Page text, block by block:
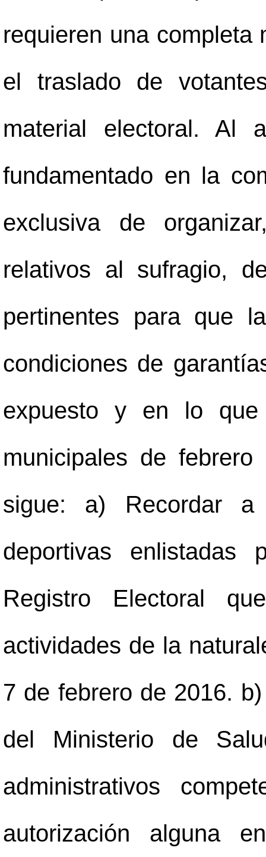
requieren una completa
el traslado de
material electoral. Al
fundamentado en la
exclusiva de
relativos al sufragio,
pertinentes para que
condiciones de
expuesto y en lo que
municipales de
sigue: a) Recordar
deportivas
Registro Electoral
actividades de la
7 de febrero de 2016.
del Ministerio de
administrativos
autorización alguna